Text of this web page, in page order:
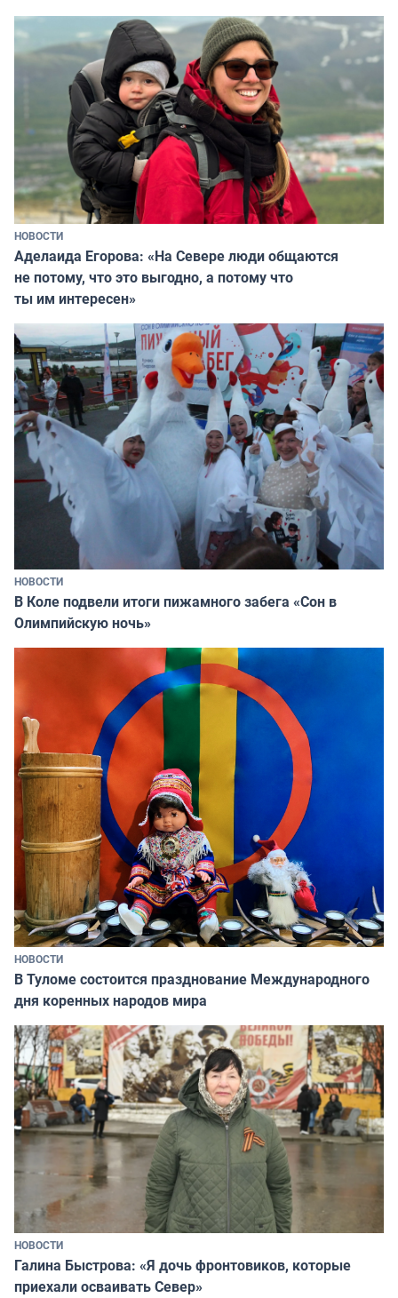
НОВОСТИ
Аделаида Егорова: «На Севере люди общаются
не потому, что это выгодно, а потому что
ты им интересен»
НОВОСТИ
В Коле подвели итоги пижамного забега «Сон в
Олимпийскую ночь»
НОВОСТИ
В Туломе состоится празднование Международного
дня коренных народов мира
НОВОСТИ
Галина Быстрова: «Я дочь фронтовиков, которые
приехали осваивать Север»